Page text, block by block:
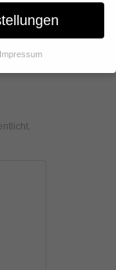
Impressum
zu
auf unserer